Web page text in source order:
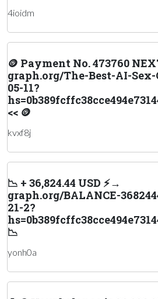
4ioidm
🪙 Payment No. 473760
graph.org/The-Best-AI-
05-11?
<< 🪙
kvxf8j
📉 + 36,824.44 USD ⚡→
graph.org/BALANCE-
21-2?
📉
yonh0a